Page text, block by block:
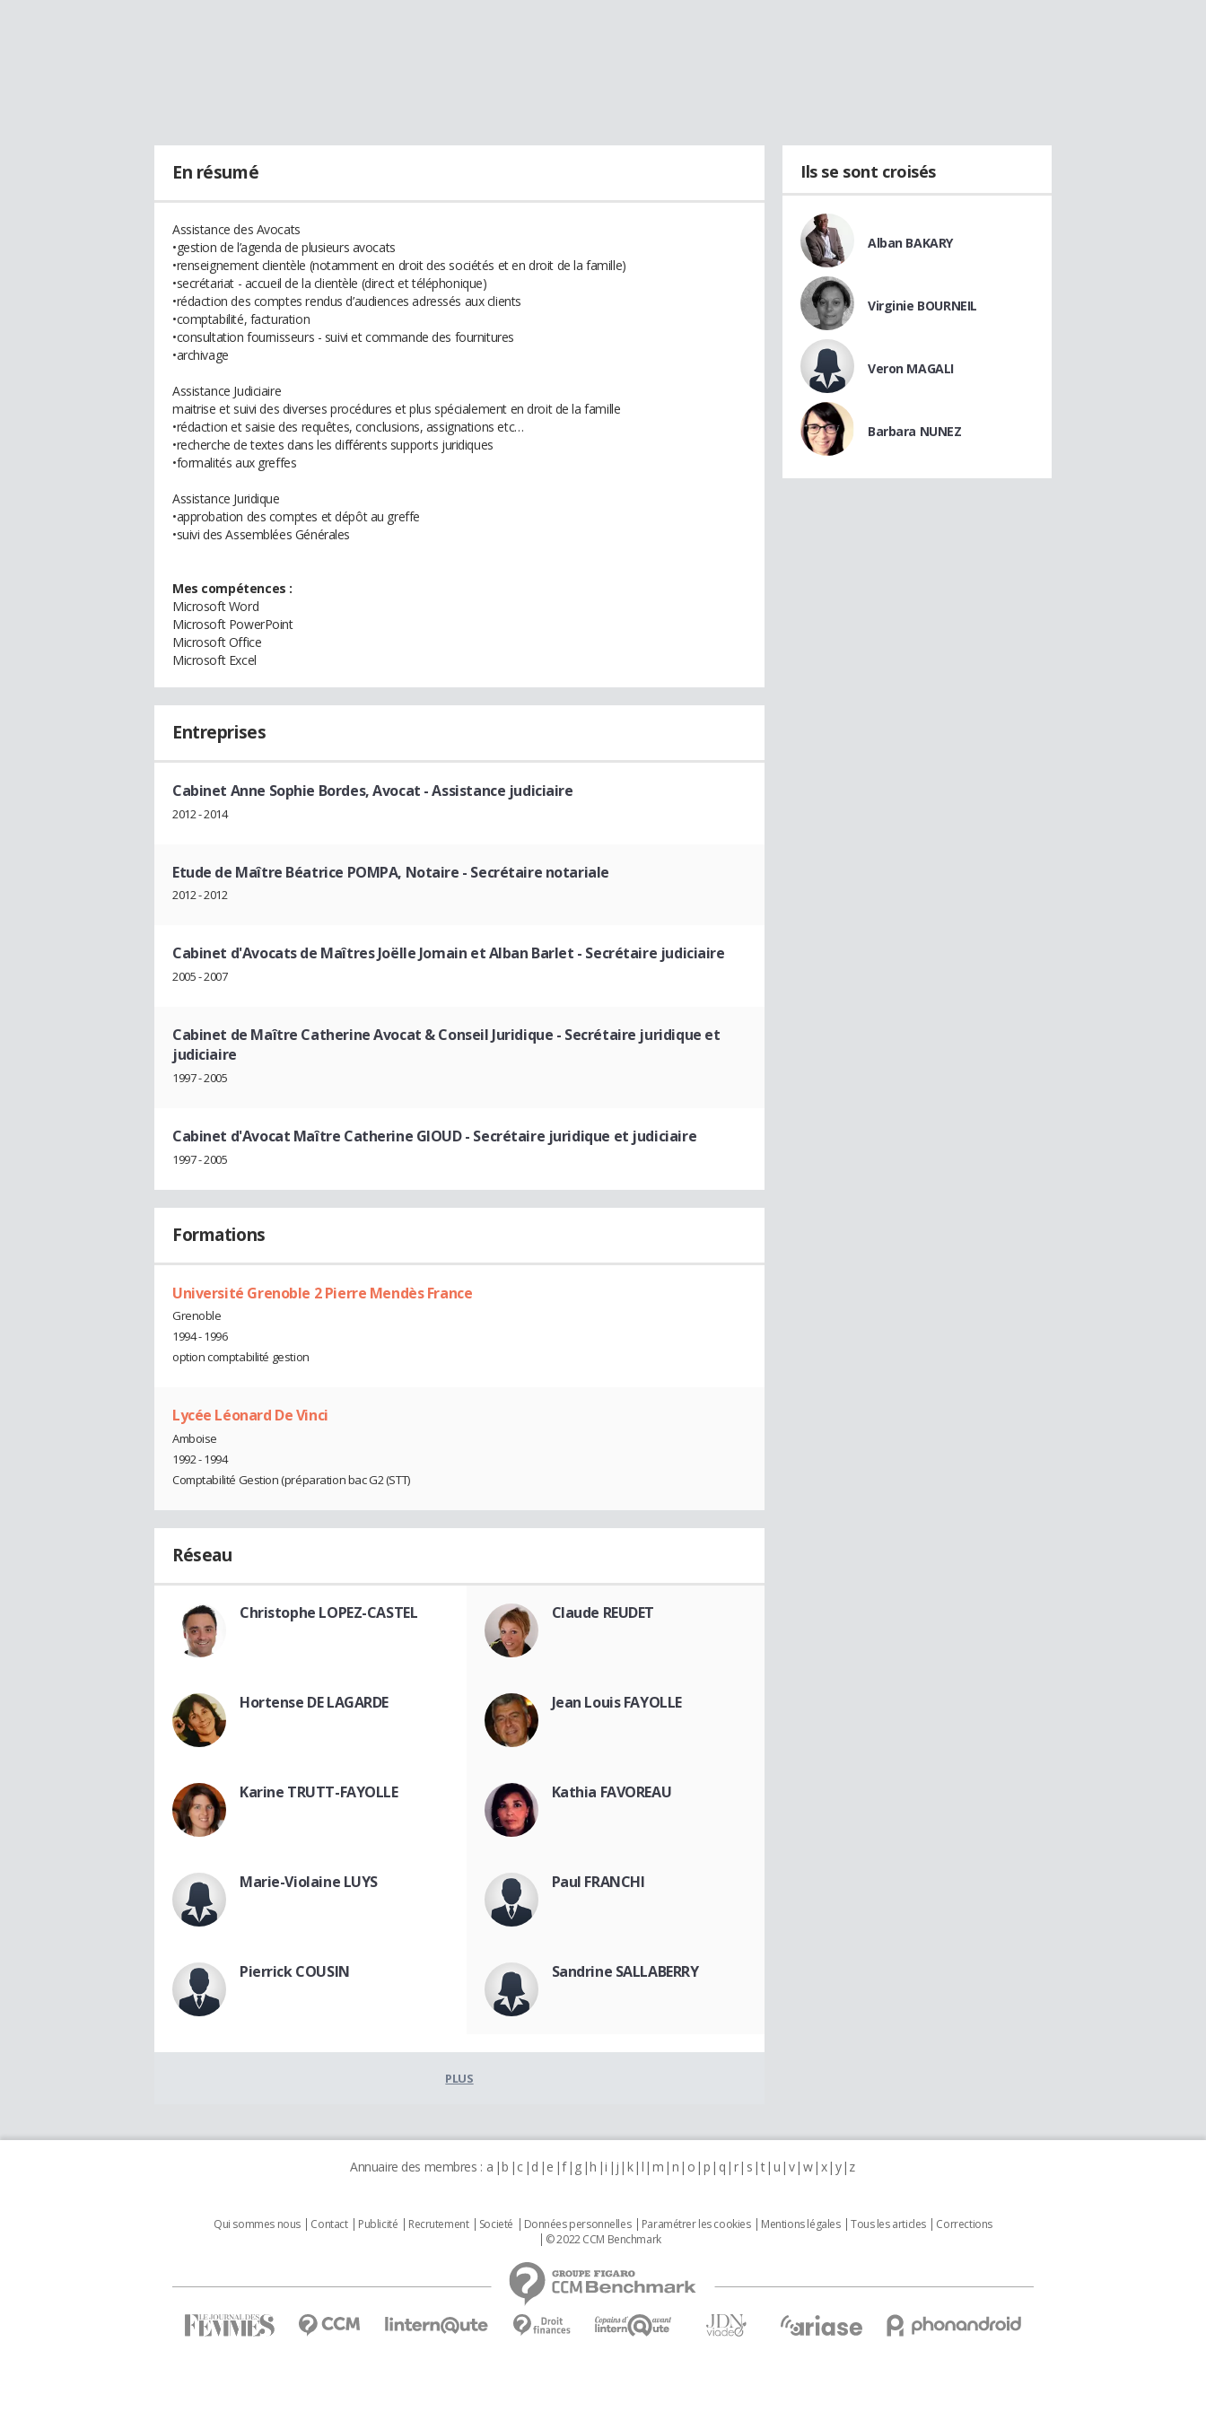
En résumé
Assistance des Avocats
•gestion de l’agenda de plusieurs avocats
•renseignement clientèle (notamment en droit des sociétés et en droit de la famille)
•secrétariat - accueil de la clientèle (direct et téléphonique)
•rédaction des comptes rendus d’audiences adressés aux clients
•comptabilité, facturation
•consultation fournisseurs - suivi et commande des fournitures
•archivage
Assistance Judiciaire
maitrise et suivi des diverses procédures et plus spécialement en droit de la famille
•rédaction et saisie des requêtes, conclusions, assignations etc…
•recherche de textes dans les différents supports juridiques
•formalités aux greffes
Assistance Juridique
•approbation des comptes et dépôt au greffe
•suivi des Assemblées Générales
Mes compétences :
Microsoft Word
Microsoft PowerPoint
Microsoft Office
Microsoft Excel
Entreprises
Cabinet Anne Sophie Bordes, Avocat - Assistance judiciaire
2012 - 2014
Etude de Maître Béatrice POMPA, Notaire - Secrétaire notariale
2012 - 2012
Cabinet d'Avocats de Maîtres Joëlle Jomain et Alban Barlet - Secrétaire judiciaire
2005 - 2007
Cabinet de Maître Catherine Avocat & Conseil Juridique - Secrétaire juridique et
judiciaire
1997 - 2005
Cabinet d'Avocat Maître Catherine GIOUD- Secrétaire juridique et judiciaire
1997 - 2005
Formations
Université Grenoble 2 Pierre Mendès France
Grenoble
1994 - 1996
option comptabilité gestion
Lycée Léonard De Vinci
Amboise
1992 - 1994
Comptabilité Gestion (préparation bac G2 (STT)
Réseau
Christophe LOPEZ-CASTEL Claude REUDET
Hortense DE LAGARDE Jean Louis FAYOLLE
Karine TRUTT-FAYOLLE Kathia FAVOREAU
Marie-Violaine LUYS Paul FRANCHI
Pierrick COUSIN Sandrine SALLABERRY
PLUS
Ils se sont croisés
Alban BAKARY
Virginie BOURNEIL
Veron MAGALI
Barbara NUNEZ
Annuaire des membres : a b c d e f g h i j k l m n o p q r s t u v w x y z
Qui sommes nous Contact Publicité Recrutement Societé Données personnelles Paramétrer les cookies Mentions légales Tous les articles
Corrections
© 2022 CCM Benchmark